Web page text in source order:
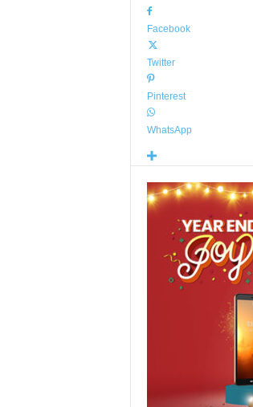
Facebook
Twitter
Pinterest
WhatsApp